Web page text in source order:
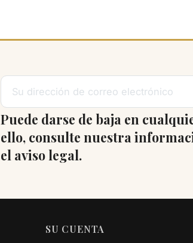
Puede darse de baja en
ello, consulte nuestra
el aviso legal.
SU CUENTA